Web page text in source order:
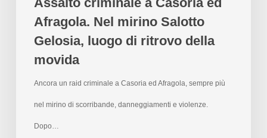
Afragola. Nel mirino Salotto
Gelosia, luogo di ritrovo della
movida
Ancora un raid criminale a Casoria ed Afragola, sempre più
nel mirino di scorribande, danneggiamenti e violenze.
Dopo…